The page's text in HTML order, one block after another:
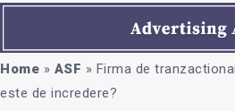
Home » ASF » Firma de
este de incredere?